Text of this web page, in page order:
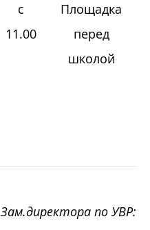
с
11.00
Площадка
перед
школой
Зам.директора по УВР: